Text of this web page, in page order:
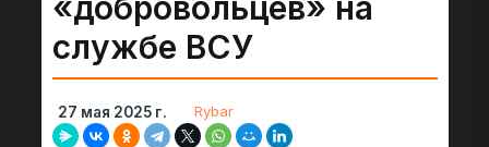
службе ВСУ
27 мая 2025 г. Rybar